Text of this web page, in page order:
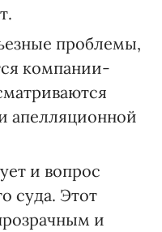
проблемы,
компании-
апелляционной
и вопрос
суда. Этот
и